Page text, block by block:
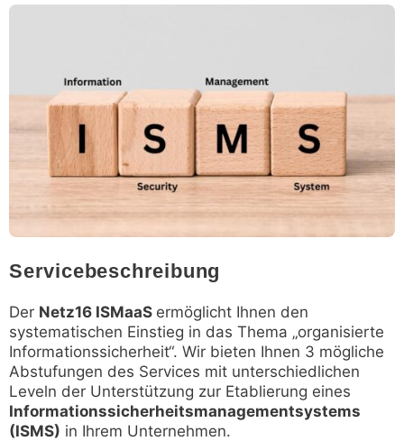
Servicebeschreibung
Der Netz16 ISMaaS ermöglicht Ihnen den
systematischen Einstieg in das Thema „organisierte
Informationssicherheit“. Wir bieten Ihnen 3 mögliche
Abstufungen des Services mit unterschiedlichen
Leveln der Unterstützung zur Etablierung eines
Informationssicherheitsmanagementsystems
(ISMS) in Ihrem Unternehmen.